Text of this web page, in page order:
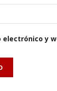
electrónico y